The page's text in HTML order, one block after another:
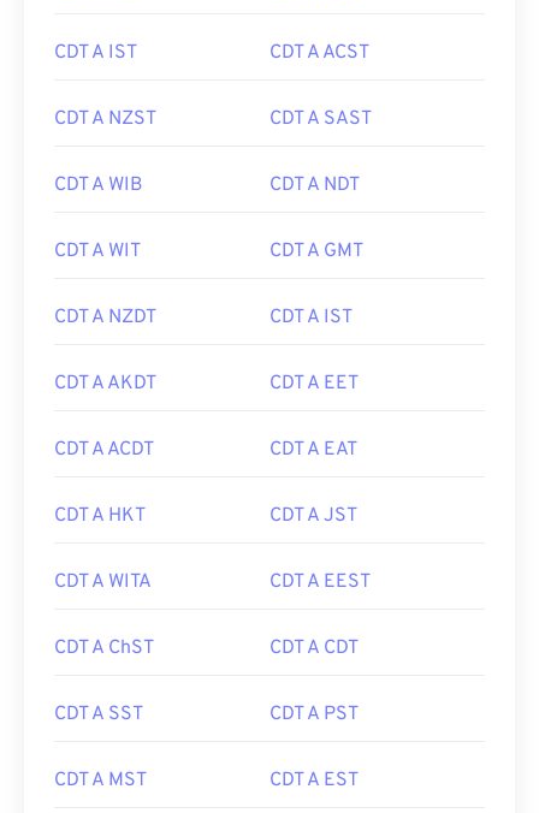
CDT A IST CDT A ACST
CDT A NZST CDT A SAST
CDT A WIB CDT A NDT
CDT A WIT CDT A GMT
CDT A NZDT CDT A IST
CDT A AKDT CDT A EET
CDT A ACDT CDT A EAT
CDT A HKT CDT A JST
CDT A WITA CDT A EEST
CDT A ChST CDT A CDT
CDT A SST CDT A PST
CDT A MST CDT A EST